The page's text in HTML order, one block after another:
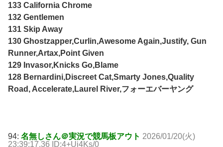
133 California Chrome
132 Gentlemen
131 Skip Away
130 Ghostzapper,Curlin,Awesome Again,Justify, Gun
Runner,Artax,Point Given
129 Invasor,Knicks Go,Blame
128 Bernardini,Discreet Cat,Smarty Jones,Quality
Road, Accelerate,Laurel River,フォーエバーヤング
94: 名無しさん＠実況で競馬板アウト 2026/01/20(火)
23:39:17.36 ID:4+Ui4Ks/0